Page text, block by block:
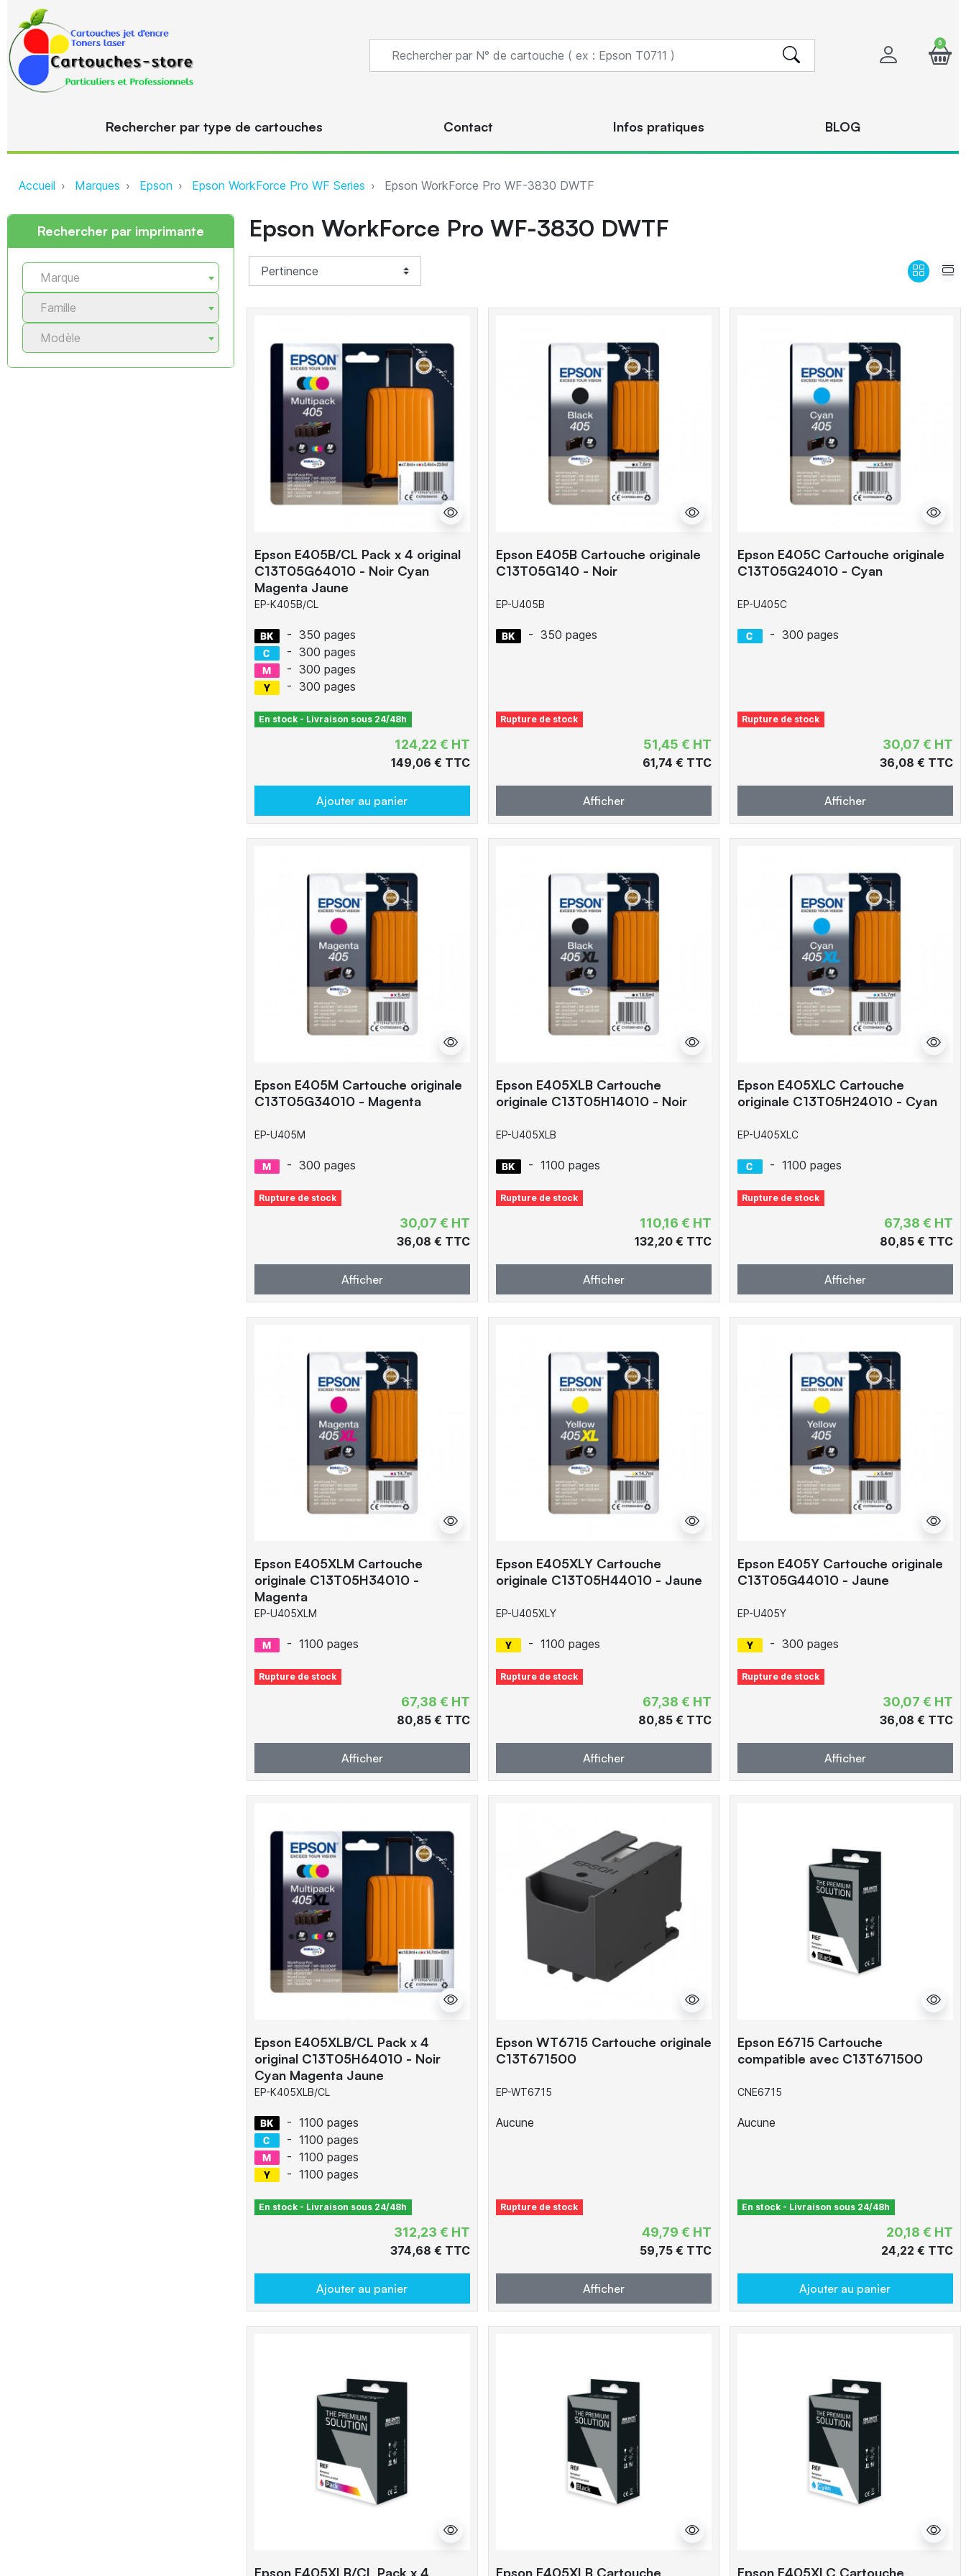
0
Rechercher par type de cartouches Contact Infos pratiques BLOG
Accueil Marques Epson Epson WorkForce Pro WF Series Epson WorkForce Pro WF-3830 DWTF
Rechercher par imprimante
Marque
Famille
Modèle
Epson WorkForce Pro WF-3830 DWTF
Epson E405B/CL Pack x 4 original
C13T05G64010 - Noir Cyan
Magenta Jaune
EP-K405B/CL
- 350 pages
- 300 pages
- 300 pages
- 300 pages
En stock - Livraison sous 24/48h
124,22 € HT
149,06 € TTC
Ajouter au panier
Epson E405B Cartouche originale
C13T05G140 - Noir
EP-U405B
- 350 pages
Rupture de stock
51,45 € HT
61,74 € TTC
Afficher
Epson E405C Cartouche originale
C13T05G24010 - Cyan
EP-U405C
- 300 pages
Rupture de stock
30,07 € HT
36,08 € TTC
Afficher
Epson E405M Cartouche originale
C13T05G34010 - Magenta
EP-U405M
- 300 pages
Rupture de stock
30,07 € HT
36,08 € TTC
Afficher
Epson E405XLB Cartouche
originale C13T05H14010 - Noir
EP-U405XLB
- 1100 pages
Rupture de stock
110,16 € HT
132,20 € TTC
Afficher
Epson E405XLC Cartouche
originale C13T05H24010 - Cyan
EP-U405XLC
- 1100 pages
Rupture de stock
67,38 € HT
80,85 € TTC
Afficher
Epson E405XLM Cartouche
originale C13T05H34010 -
Magenta
EP-U405XLM
- 1100 pages
Rupture de stock
67,38 € HT
80,85 € TTC
Afficher
Epson E405XLY Cartouche
originale C13T05H44010 - Jaune
EP-U405XLY
- 1100 pages
Rupture de stock
67,38 € HT
80,85 € TTC
Afficher
Epson E405Y Cartouche originale
C13T05G44010 - Jaune
EP-U405Y
- 300 pages
Rupture de stock
30,07 € HT
36,08 € TTC
Afficher
Epson E405XLB/CL Pack x 4
original C13T05H64010 - Noir
Cyan Magenta Jaune
EP-K405XLB/CL
- 1100 pages
- 1100 pages
- 1100 pages
- 1100 pages
En stock - Livraison sous 24/48h
312,23 € HT
374,68 € TTC
Ajouter au panier
Epson WT6715 Cartouche originale
C13T671500
EP-WT6715
Aucune
Rupture de stock
49,79 € HT
59,75 € TTC
Afficher
Epson E6715 Cartouche
compatible avec C13T671500
CNE6715
Aucune
En stock - Livraison sous 24/48h
20,18 € HT
24,22 € TTC
Ajouter au panier
Epson E405XLB/CL Pack x 4 Epson E405XLB Cartouche Epson E405XLC Cartouche